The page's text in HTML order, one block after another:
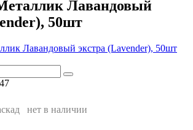
Лавандовый
50шт
нет в наличии